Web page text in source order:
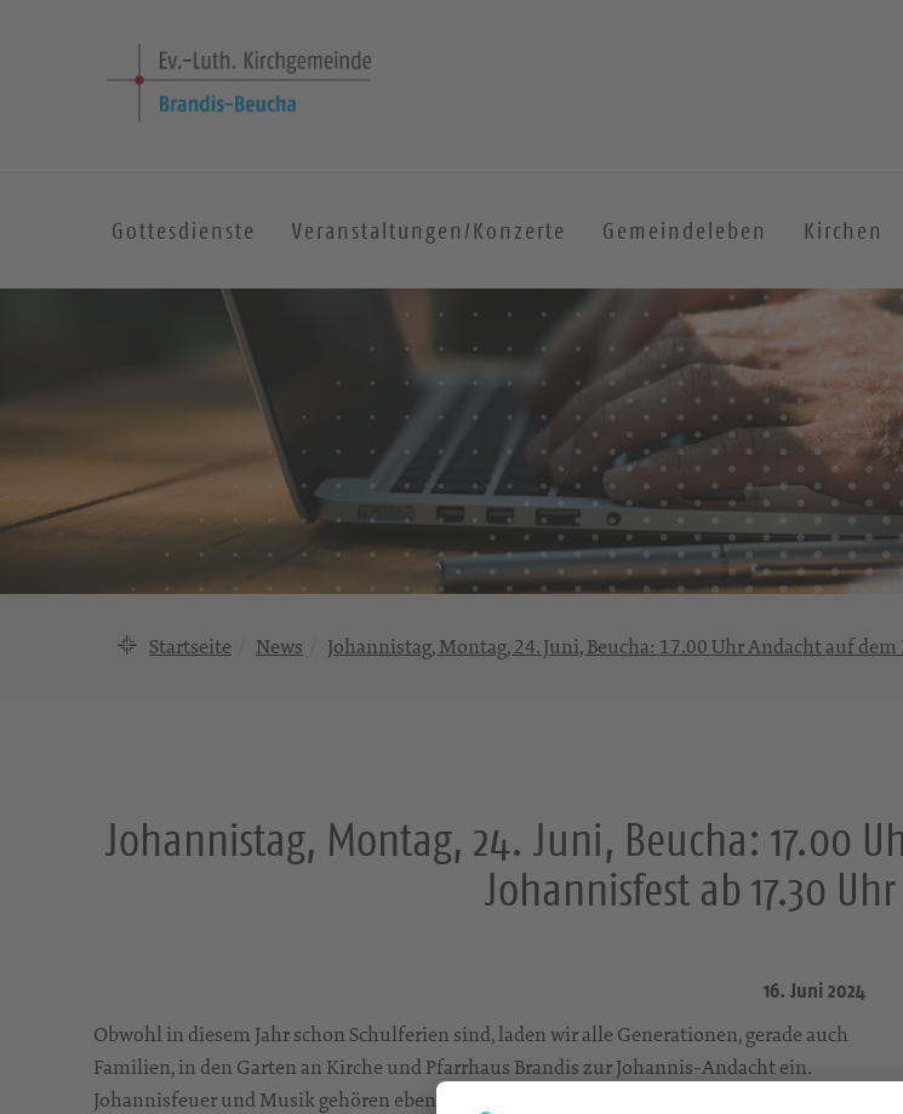
Gottesdienste Veranstaltungen/Konzerte Gemeindeleben Kirchen
Startseite News Johannistag, Montag, 24. Juni, Beucha: 17.00 Uhr Andacht auf
Johannistag, Montag, 24. Juni, Beucha: 17.00
Johannisfest ab 17.30
16. Juni 2024
Obwohl in diesem Jahr schon Schulferien sind, laden wir alle Generationen, gerade auch
Familien, in den Garten an Kirche und Pfarrhaus Brandis zur Johannis-Andacht ein.
Johannisfeuer und Musik gehören ebenso dazu wie Essen und Trinken. Der Kinderchor und